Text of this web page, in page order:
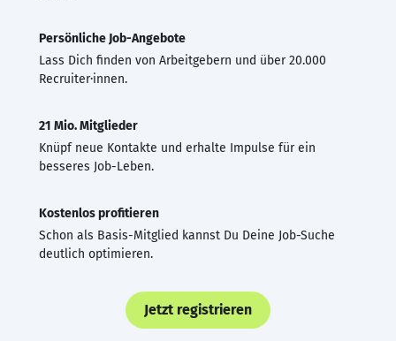
Persönliche Job-Angebote
Lass Dich finden von Arbeitgebern und über 20.000
Recruiter·innen.
21 Mio. Mitglieder
Knüpf neue Kontakte und erhalte Impulse für ein
besseres Job-Leben.
Kostenlos profitieren
Schon als Basis-Mitglied kannst Du Deine Job-Suche
deutlich optimieren.
Jetzt registrieren